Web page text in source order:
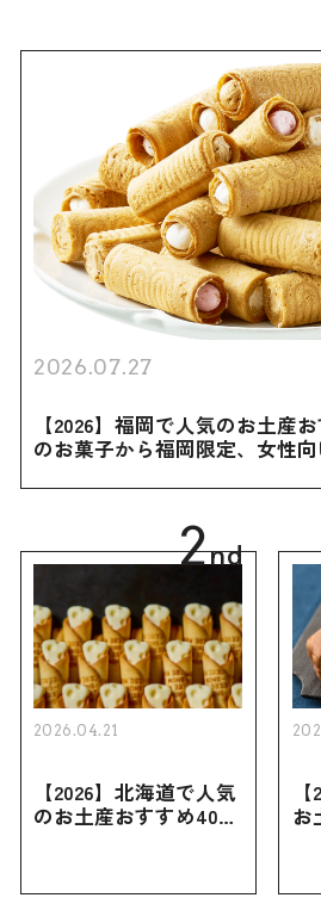
2026.07.27
【2026】福岡で人気のお土産
のお菓子から福岡限定、女性
2nd
2026.04.21
【2026】北海道で人気
のお土産おすすめ40選
買えない限定品、女性
お
き